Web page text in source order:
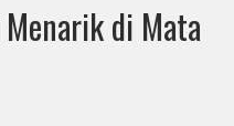
Menarik di Mata